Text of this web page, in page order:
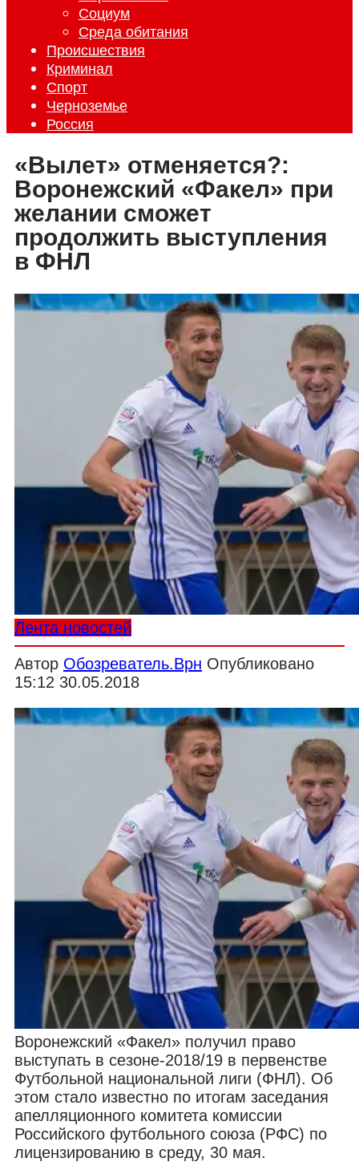
Социум
Среда обитания
Происшествия
Криминал
Спорт
Черноземье
Россия
«Вылет» отменяется?:
Воронежский «Факел» при
желании сможет
продолжить выступления
в ФНЛ
Лента новостей
Автор Обозреватель.Врн Опубликовано
15:12 30.05.2018
Воронежский «Факел» получил право
выступать в сезоне-2018/19 в первенстве
Футбольной национальной лиги (ФНЛ). Об
этом стало известно по итогам заседания
апелляционного комитета комиссии
Российского футбольного союза (РФС) по
лицензированию в среду, 30 мая.